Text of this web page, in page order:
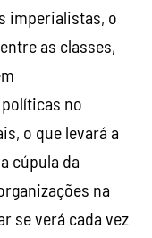
imperialistas, o
as classes,
no
o que levará a
cúpula da
na
se verá cada vez